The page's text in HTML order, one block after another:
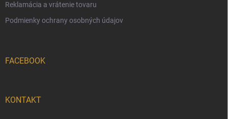
Reklamácia a vrátenie tovaru
Podmienky ochrany osobných údajov
FACEBOOK
KONTAKT